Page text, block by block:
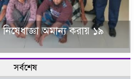
অমান্য করায় ১৯
সর্বশেষ